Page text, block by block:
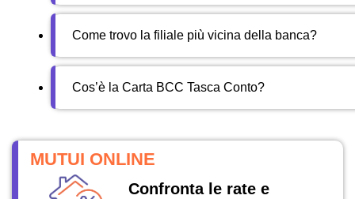
Come trovo la filiale più vicina della banca?
Cos’è la Carta BCC Tasca Conto?
MUTUI ONLINE
Confronta le rate e